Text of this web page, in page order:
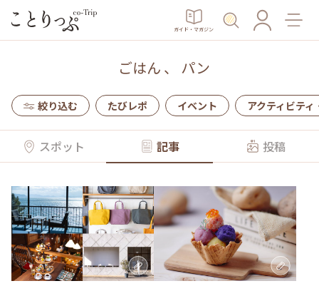
ガイド・マガジン
ごはん 、 パン
絞り込む たびレポ イベント アクティビティ
スポット 記事 投稿